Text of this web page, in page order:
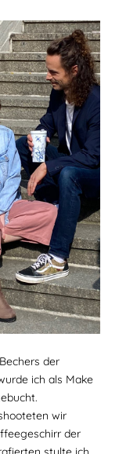
der
ich als Make
wir
der